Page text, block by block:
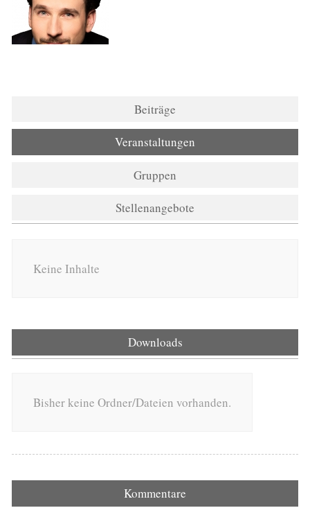
Beiträge
Veranstaltungen
Gruppen
Stellenangebote
Keine Inhalte
Downloads
Bisher keine Ordner/Dateien vorhanden.
Kommentare